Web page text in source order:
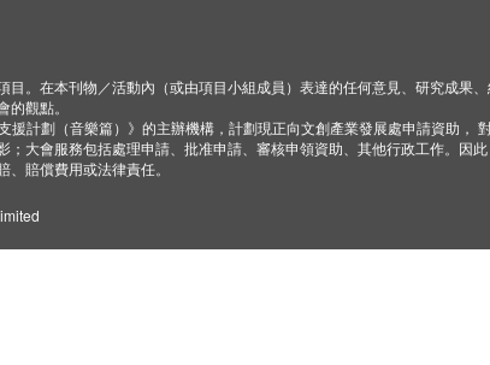
。在本刊物／活動內（或由項目小組成員）表達的任何意見、研究成果
觀點。
計劃（音樂篇）》的主辦機構，計劃現正向文創產業發展處申請資助，
大會服務包括處理申請、批准申請、審核申領資助、其他行政工作。因
賠償費用或法律責任。